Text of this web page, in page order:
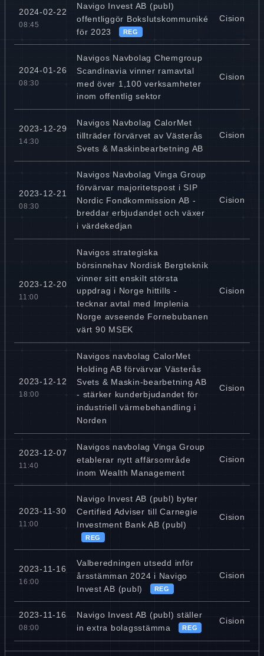
2024-02-22
08:45
Navigo Invest AB (publ)
offentliggör Bokslutskommuniké
för 2023
REG
Cision
2024-01-26
08:30
Navigos Navbolag Chemgroup
Scandinavia vinner ramavtal
med över 1,100 verksamheter
inom offentlig sektor
Cision
2023-12-29
14:30
Navigos Navbolag CalorMet
tillträder förvärvet av Västerås
Svets & Maskinbearbetning AB
Cision
2023-12-21
08:30
Navigos Navbolag Vinga Group
förvärvar majoritetspost i SIP
Nordic Fondkommission AB -
breddar erbjudandet och växer
i värdekedjan
Cision
2023-12-20
11:00
Navigos strategiska
börsinnehav Nordisk Bergteknik
vinner sitt enskilt största
uppdrag i Norge hittills -
tecknar avtal med Implenia
Norge avseende Fornebubanen
värt 90 MSEK
Cision
2023-12-12
18:00
Navigos navbolag CalorMet
Holding AB förvärvar Västerås
Svets & Maskin-bearbetning AB
- stärker kunderbjudandet för
industriell värmebehandling i
Norden
Cision
2023-12-07
11:40
Navigos navbolag Vinga Group
etablerar nytt affärsområde
inom Wealth Management
Cision
2023-11-30
11:00
Navigo Invest AB (publ) byter
Certified Adviser till Carnegie
Investment Bank AB (publ)
REG
Cision
2023-11-16
16:00
Valberedningen utsedd inför
årsstämman 2024 i Navigo
Invest AB (publ)
REG
Cision
2023-11-16
08:00
Navigo Invest AB (publ) ställer
in extra bolagsstämma
REG
Cision